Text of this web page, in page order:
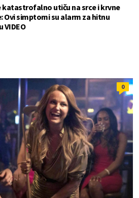
katastrofalno utiču na srce i krvne
Ovi simptomi su alarm za hitnu
VIDEO
0